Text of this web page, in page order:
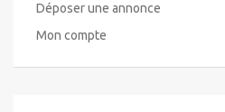
Déposer une annonce
Mon compte